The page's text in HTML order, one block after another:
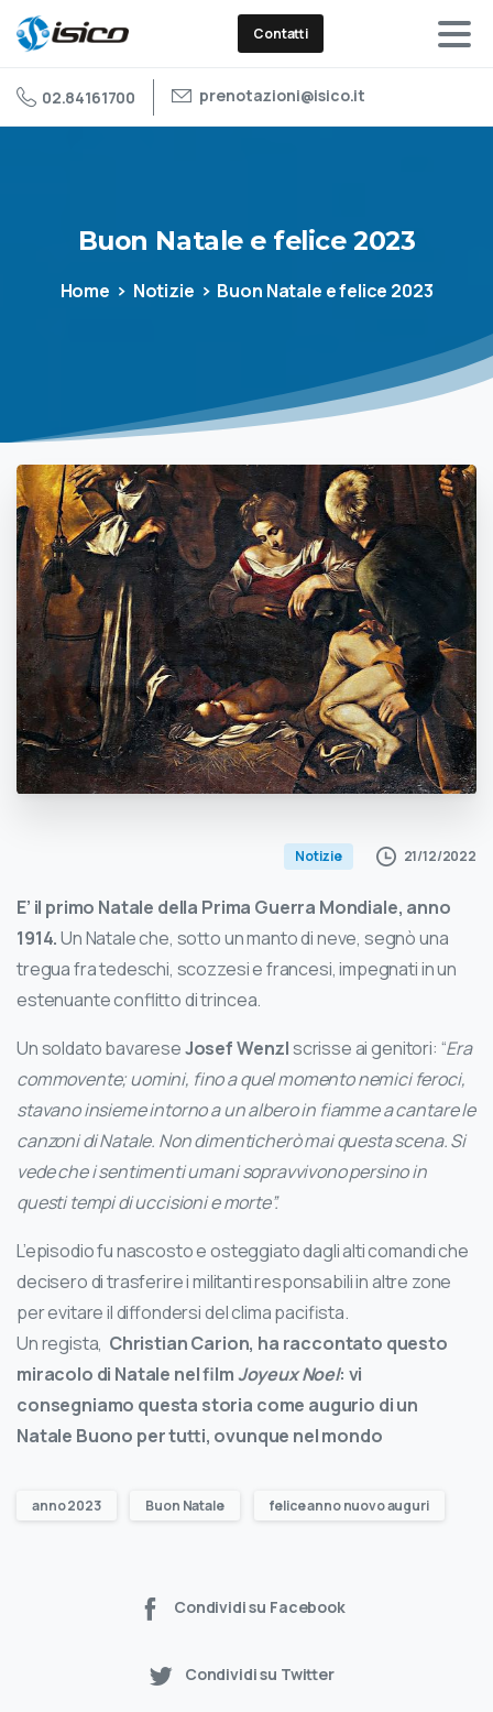
Contatti
02.84161700 prenotazioni@isico.it
Buon Natale e felice 2023
Home Notizie Buon Natale e felice 2023
Notizie 21/12/2022
E’ il primo Natale della Prima Guerra Mondiale, anno
1914.Un Natale che, sotto un manto di neve, segnò una
tregua fra tedeschi, scozzesi e francesi, impegnati in un
estenuante conflitto di trincea.
Un soldato bavareseJosef Wenzlscrisse ai genitori: “Era
commovente; uomini, fino a quel momento nemici feroci,
stavano insieme intorno a un albero in fiamme a cantare le
canzoni di Natale. Non dimenticherò mai questa scena. Si
vede che i sentimenti umani sopravvivono persino in
questi tempi di uccisioni e morte”.
L’episodio fu nascosto e osteggiato dagli alti comandi che
decisero di trasferire i militanti responsabili in altre zone
per evitare il diffondersi del clima pacifista.
Un regista, Christian Carion, ha raccontato questo
miracolo di Natale nel filmJoyeux Noel: vi
consegniamo questa storia come augurio di un
Natale Buono per tutti, ovunque nel mondo
anno 2023 Buon Natale felice anno nuovo auguri
Condividi su Facebook
Condividi su Twitter